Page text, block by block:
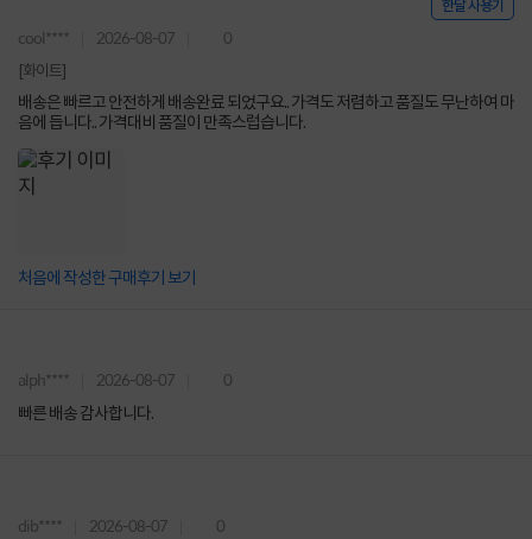
한달 사용기
cool**** 2026-08-07 0
[화이트]
배송은 빠르고 안전하게 배송완료 되었구요.. 가격도 저렴하고 품질도 무난하여 마
음에 듭니다.. 가격대비 품질이 만족스럽습니다.
처음에 작성한 구매후기 보기
alph**** 2026-08-07 0
빠른 배송 감사합니다.
dib**** 2026-08-07 0